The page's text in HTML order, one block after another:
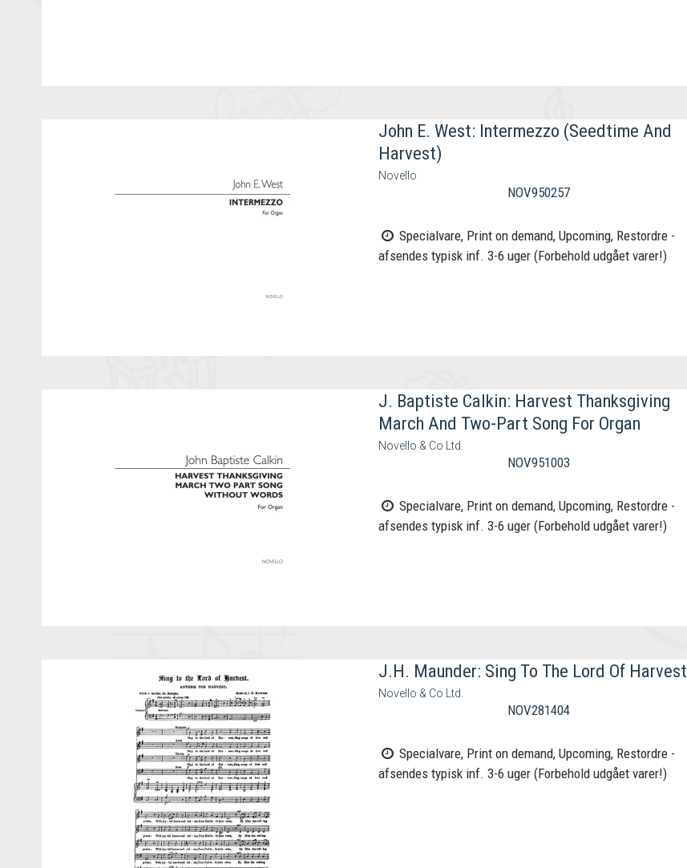
John E. West: Intermezzo (Seedtime And
Harvest)
Novello
NOV950257
Specialvare, Print on demand, Upcoming, Restordre -
afsendes typisk inf. 3-6 uger (Forbehold udgået varer!)
J. Baptiste Calkin: Harvest Thanksgiving
March And Two-Part Song For Organ
Novello & Co Ltd.
NOV951003
Specialvare, Print on demand, Upcoming, Restordre -
afsendes typisk inf. 3-6 uger (Forbehold udgået varer!)
J.H. Maunder: Sing To The Lord Of Harvest
Novello & Co Ltd.
NOV281404
Specialvare, Print on demand, Upcoming, Restordre -
afsendes typisk inf. 3-6 uger (Forbehold udgået varer!)